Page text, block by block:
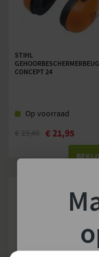
STIHL
CONCEPT 24
Op voorraad
€ 23,40 €21,95